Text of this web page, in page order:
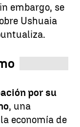
embargo, se
Ushuaia
por su
, una
economía de